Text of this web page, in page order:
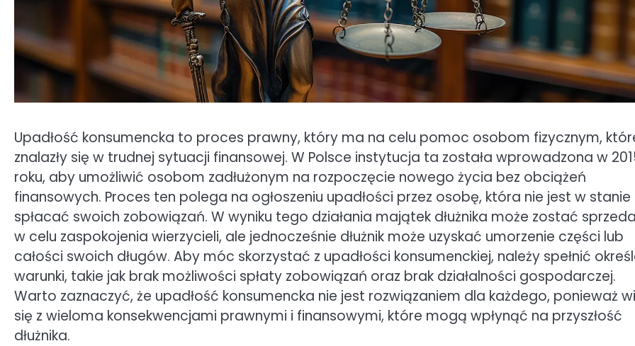
Upadłość konsumencka to proces prawny, który ma na celu pomoc osobom fizycznym,
znalazły się w trudnej sytuacji finansowej. W Polsce instytucja ta została wprowadzona w
roku, aby umożliwić osobom zadłużonym na rozpoczęcie nowego życia bez obciążeń
finansowych. Proces ten polega na ogłoszeniu upadłości przez osobę, która nie jest w stanie
spłacać swoich zobowiązań. W wyniku tego działania majątek dłużnika może zostać
w celu zaspokojenia wierzycieli, ale jednocześnie dłużnik może uzyskać umorzenie części lub
całości swoich długów. Aby móc skorzystać z upadłości konsumenckiej, należy spełnić
warunki, takie jak brak możliwości spłaty zobowiązań oraz brak działalności gospodarczej.
Warto zaznaczyć, że upadłość konsumencka nie jest rozwiązaniem dla każdego, ponieważ
się z wieloma konsekwencjami prawnymi i finansowymi, które mogą wpłynąć na przyszłość
dłużnika.